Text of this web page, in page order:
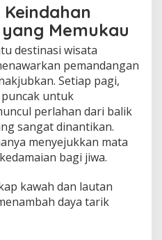
Memukau
destinasi wisata
pemandangan
Setiap pagi,
untuk
perlahan dari balik
sangat dinantikan.
menyejukkan mata
bagi jiwa.
kawah dan lautan
daya tarik